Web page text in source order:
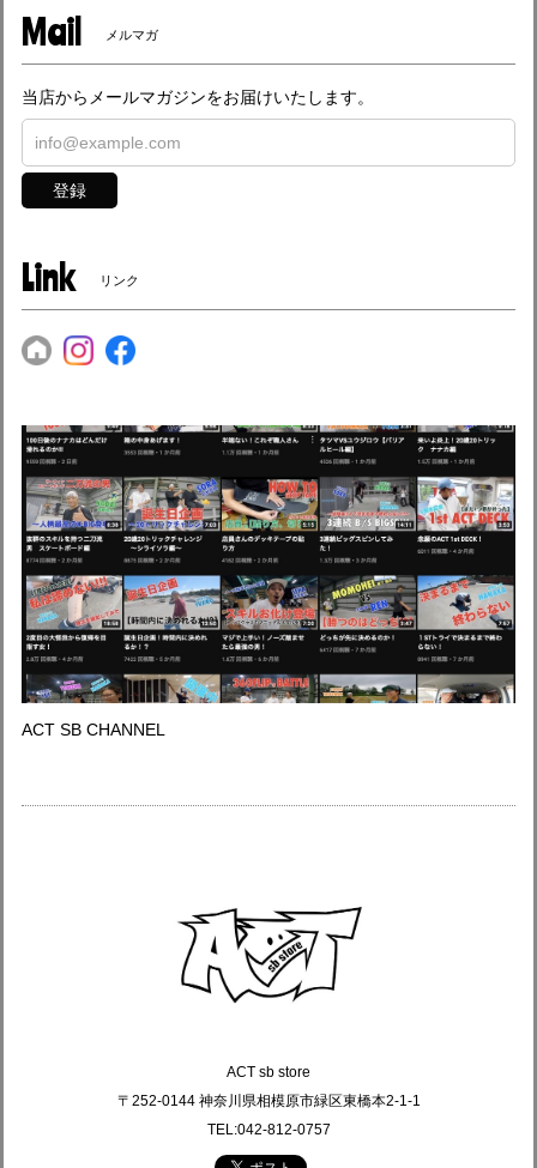
Mail メルマガ
当店からメールマガジンをお届けいたします。
登録
Link リンク
ACT SB CHANNEL
ACT sb store
〒252-0144 神奈川県相模原市緑区東橋本2-1-1
TEL:042-812-0757